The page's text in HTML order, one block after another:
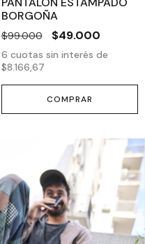
BORGOÑA
$99.000 $49.000
6 cuotas sin interés de
$8.166,67
COMPRAR